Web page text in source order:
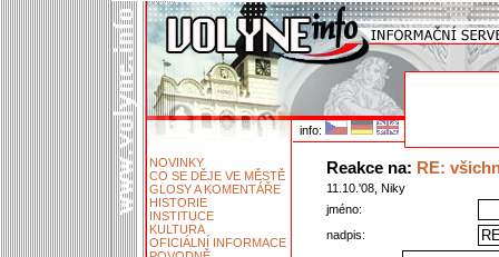
info:
NOVINKY
CO SE DĚJE VE MĚSTĚ
GLOSY A KOMENTÁŘE
HISTORIE
INSTITUCE
KULTURA
OFICIÁLNÍ INFORMACE
Reakce na: RE:
11.10.'08, Niky
jméno:
nadpis: